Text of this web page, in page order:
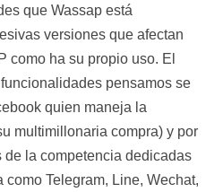
que Wassap está
versiones que afectan
como ha su propio uso. El
pensamos se
quien maneja la
multimillonaria compra) y por
de la competencia dedicadas
Telegram, Line, Wechat,